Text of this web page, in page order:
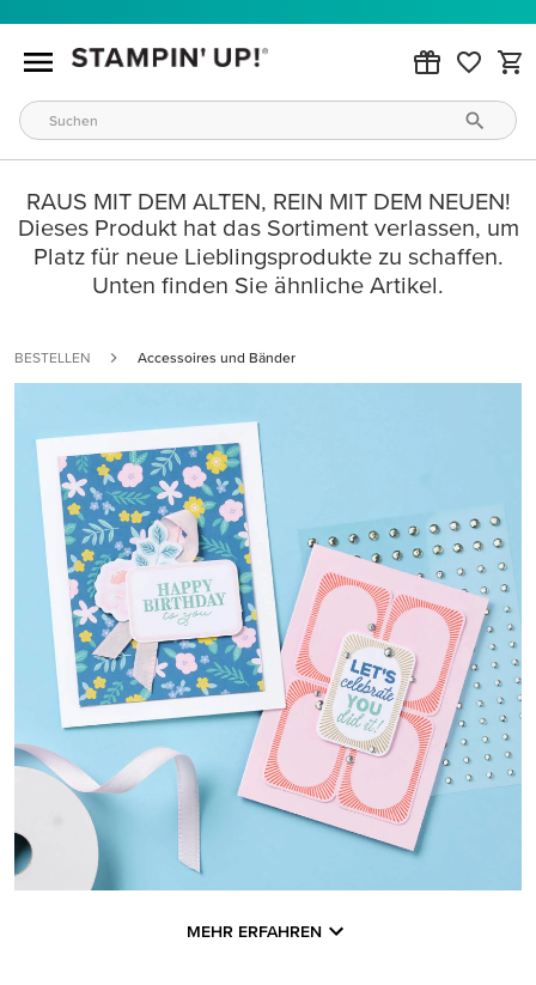
RAUS MIT DEM ALTEN, REIN MIT DEM NEUEN!
Dieses Produkt hat das Sortiment verlassen, um
Platz für neue Lieblingsprodukte zu schaffen.
Unten finden Sie ähnliche Artikel.
BESTELLEN Accessoires und Bänder
MEHR ERFAHREN